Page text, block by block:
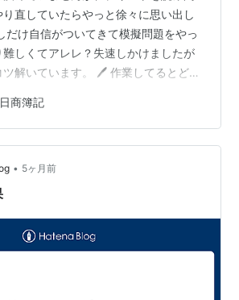
直していたらやっと徐々に思い出し
だけ自信がついてきて模擬問題をやっ
しくてアレレ？失速しかけましたが
解いています。 🖊 作業してるとどう
トも問題集もノートもピンク色なの
マロは可愛くてぴったりですね🍑 ピ
ュの夢のコラボ第4弾 “果肉食感×もっ
楽しめる ピーチ味の2層構造グミです
イラ・ストレスを音楽鑑賞×エアロ
日商簿記
• 5ヶ月前